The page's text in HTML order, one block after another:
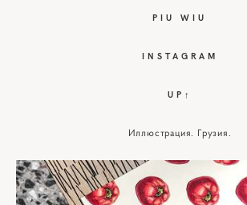
PIU WIU
I NSTAGRAM
UP↑
Иллюстрация. Грузия.